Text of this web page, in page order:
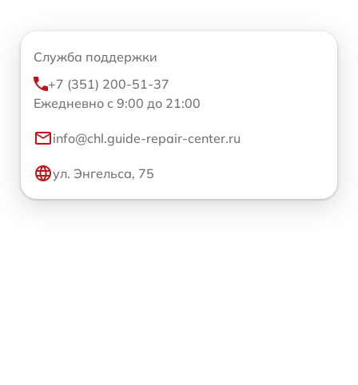
Служба поддержки
+7 (351) 200-51-37
Ежедневно с 9:00 до 21:00
info@chl.guide-repair-center.ru
ул. Энгельса, 75